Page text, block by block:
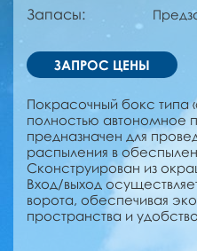
Запасы:
ЗАПРОС ЦЕНЫ
Покрасочный бокс типа
полностью автономное
предназначен для
распыления в
Сконструирован из
Вход/выход
ворота, обеспечивая
пространства и